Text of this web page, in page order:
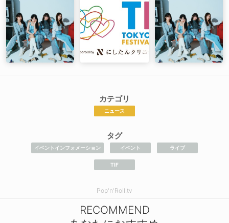
カテゴリ
ニュース
タグ
イベントインフォメーション イベント ライブ
TIF
Pop'n'Roll.tv
RECOMMEND